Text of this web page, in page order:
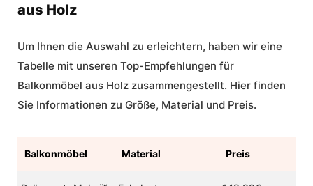
aus Holz
Um Ihnen die Auswahl zu erleichtern, haben wir eine
Tabelle mit unseren Top-Empfehlungen für
Balkonmöbel aus Holz zusammengestellt. Hier finden
Sie Informationen zu Größe, Material und Preis.
Balkonmöbel Material Preis